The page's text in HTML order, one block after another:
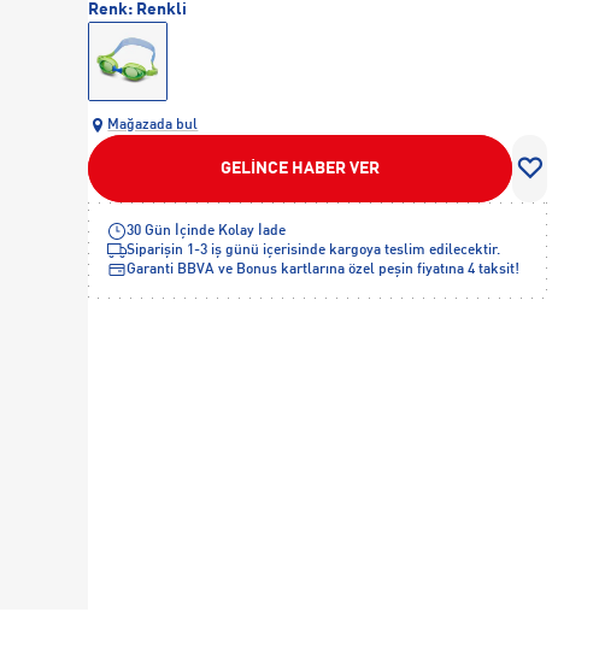
Renk: Renkli
Mağazada bul
GELİNCE HABER VER
30 Gün İçinde Kolay İade
Siparişin 1-3 iş günü içerisinde kargoya teslim edilecektir.
Garanti BBVA ve Bonus kartlarına özel peşin fiyatına 4 taksit!